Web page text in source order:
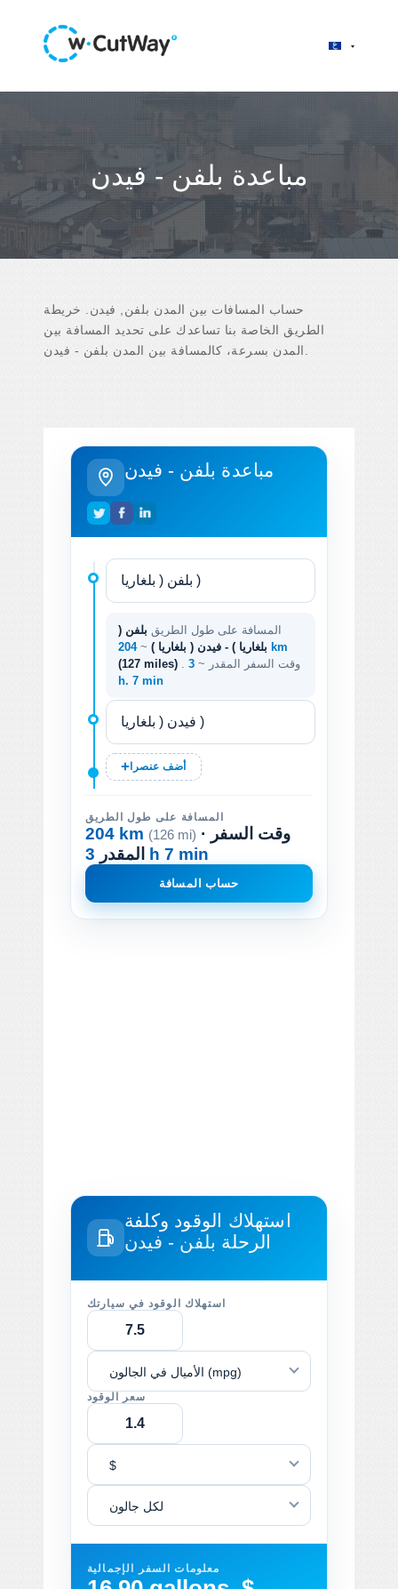
مباعدة بلفن - فيدن
حساب المسافات بين المدن بلفن, فيدن. خريطة
الطريق الخاصة بنا تساعدك على تحديد المسافة بين
مباعدة بلفن - فيدن
المسافة على طول الطريق بلفن (
بلغاريا ) - فيدن ( بلغاريا ) ~
204 km
(127 miles)
. وقت السفر المقدر ~ 3
h. 7 min
أضف عنصرا
المسافة على طول الطريق
204 km (126 mi) · وقت السفر
المقدر 3 h 7 min
حساب المسافة
استهلاك الوقود وكلفة
الرحلة بلفن - فيدن
استهلاك الوقود في سيارتك
الأميال في الجالون (mpg)
سعر الوقود
$
لكل جالون
معلومات السفر الإجمالية